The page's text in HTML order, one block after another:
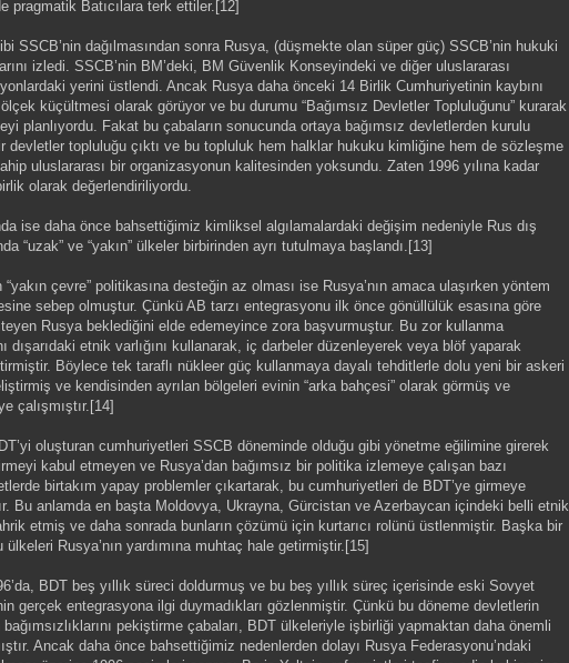
pragmatik Batıcılara terk ettiler.[12]
SSCB’nin dağılmasından sonra Rusya, (düşmekte olan süper güç) SSCB’nin hukuki
izledi. SSCB’nin BM’deki, BM Güvenlik Konseyindeki ve diğer uluslararası
yerini üstlendi. Ancak Rusya daha önceki 14 Birlik Cumhuriyetinin kaybını
küçültmesi olarak görüyor ve bu durumu “Bağımsız Devletler Topluluğunu” kurarak
planlıyordu. Fakat bu çabaların sonucunda ortaya bağımsız devletlerden kurulu
devletler topluluğu çıktı ve bu topluluk hem halklar hukuku kimliğine hem de sözleşme
uluslararası bir organizasyonun kalitesinden yoksundu. Zaten 1996 yılına kadar
olarak değerlendiriliyordu.
ise daha önce bahsettiğimiz kimliksel algılamalardaki değişim nedeniyle Rus dış
“uzak” ve “yakın” ülkeler birbirinden ayrı tutulmaya başlandı.[13]
“yakın çevre” politikasına desteğin az olması ise Rusya’nın amaca ulaşırken yöntem
sebep olmuştur. Çünkü AB tarzı entegrasyonu ilk önce gönüllülük esasına göre
Rusya beklediğini elde edemeyince zora başvurmuştur. Bu zor kullanma
dışarıdaki etnik varlığını kullanarak, iç darbeler düzenleyerek veya blöf yaparak
Böylece tek taraflı nükleer güç kullanmaya dayalı tehditlerle dolu yeni bir askeri
ve kendisinden ayrılan bölgeleri evinin “arka bahçesi” olarak görmüş ve
çalışmıştır.[14]
oluşturan cumhuriyetleri SSCB döneminde olduğu gibi yönetme eğilimine girerek
kabul etmeyen ve Rusya’dan bağımsız bir politika izlemeye çalışan bazı
birtakım yapay problemler çıkartarak, bu cumhuriyetleri de BDT’ye girmeye
Bu anlamda en başta Moldovya, Ukrayna, Gürcistan ve Azerbaycan içindeki belli etnik
etmiş ve daha sonrada bunların çözümü için kurtarıcı rolünü üstlenmiştir. Başka bir
ülkeleri Rusya’nın yardımına muhtaç hale getirmiştir.[15]
BDT beş yıllık süreci doldurmuş ve bu beş yıllık süreç içerisinde eski Sovyet
gerçek entegrasyona ilgi duymadıkları gözlenmiştir. Çünkü bu döneme devletlerin
bağımsızlıklarını pekiştirme çabaları, BDT ülkeleriyle işbirliği yapmaktan daha önemli
Ancak daha önce bahsettiğimiz nedenlerden dolayı Rusya Federasyonu’ndaki